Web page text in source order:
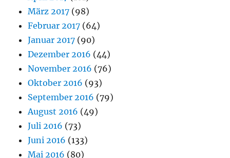
März 2017 (98)
Februar 2017 (64)
Januar 2017 (90)
Dezember 2016 (44)
November 2016 (76)
Oktober 2016 (93)
September 2016 (79)
August 2016 (49)
Juli 2016 (73)
Juni 2016 (133)
Mai 2016 (80)